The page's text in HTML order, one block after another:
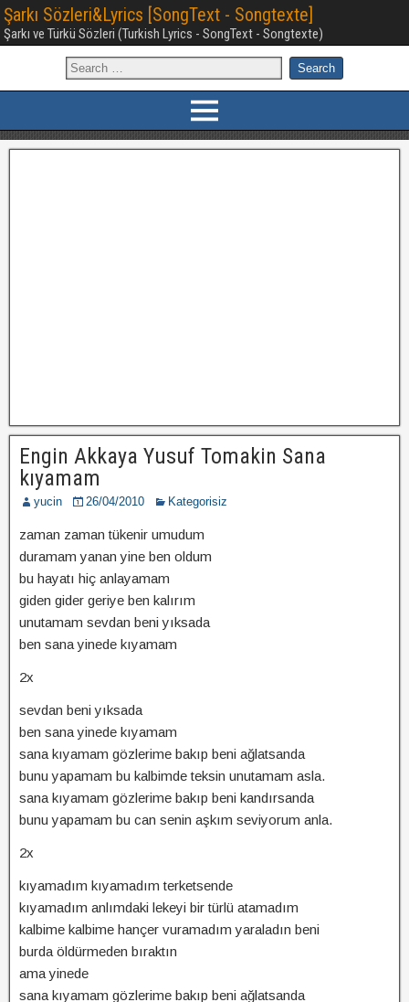
Şarkı Sözleri&Lyrics [SongText - Songtexte]
Şarkı ve Türkü Sözleri (Turkish Lyrics - SongText - Songtexte)
Engin Akkaya Yusuf Tomakin Sana
kıyamam
yucin 26/04/2010 Kategorisiz
zaman zaman tükenir umudum
duramam yanan yine ben oldum
bu hayatı hiç anlayamam
giden gider geriye ben kalırım
unutamam sevdan beni yıksada
ben sana yinede kıyamam
2x
sevdan beni yıksada
ben sana yinede kıyamam
sana kıyamam gözlerime bakıp beni ağlatsanda
bunu yapamam bu kalbimde teksin unutamam asla.
sana kıyamam gözlerime bakıp beni kandırsanda
bunu yapamam bu can senin aşkım seviyorum anla.
2x
kıyamadım kıyamadım terketsende
kıyamadım anlımdaki lekeyi bir türlü atamadım
kalbime kalbime hançer vuramadım yaraladın beni
burda öldürmeden bıraktın
ama yinede
sana kıyamam gözlerime bakıp beni ağlatsanda